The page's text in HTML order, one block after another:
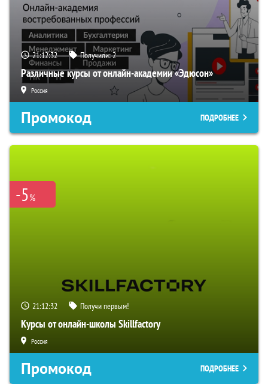
21:12:31 Получили:2
Различные курсы от онлайн-академии «Эдюсон»
Россия
Промокод ПОДРОБНЕЕ
-5%
21:12:31 Получи первым!
Курсы от онлайн-школы Skillfactory
Россия
Промокод ПОДРОБНЕЕ